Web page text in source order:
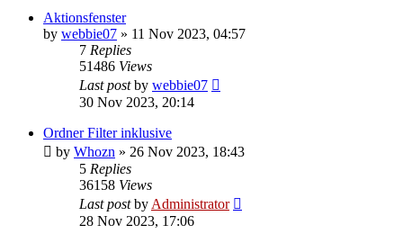
Aktionsfenster
by webbie07 » 11 Nov 2023, 04:57
7 Replies
51486 Views
Last postby webbie07
30 Nov 2023, 20:14
Ordner Filter inklusive
by Whozn » 26 Nov 2023, 18:43
5 Replies
36158 Views
Last postby Administrator
28 Nov 2023, 17:06